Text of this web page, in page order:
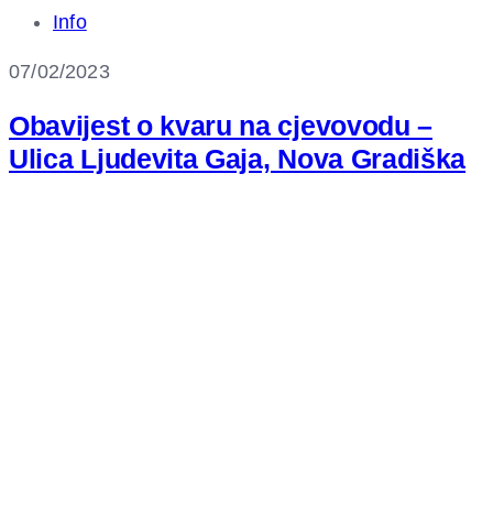
Info
07/02/2023
Obavijest o kvaru na cjevovodu –
Ulica Ljudevita Gaja, Nova Gradiška